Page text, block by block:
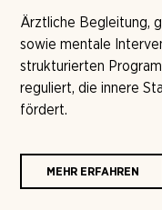
Ärztliche Begleitung,
sowie mentale
strukturierten
reguliert, die innere
fördert.
MEHR ERFAHREN